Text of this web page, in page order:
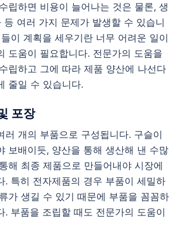
립하면 비용이 늘어나는 것은 물론, 생
여러 가지 문제가 발생할 수 있습니
이 계획을 세우기란 너무 어려운 일이
도움이 필요합니다. 전문가의 도움을
립하고 그에 따라 제품 양산에 나선다
줄일 수 있습니다.
포장
러 개의 부품으로 구성됩니다. 구슬이
보배이듯, 양산을 통해 생산해 낸 수많
해 최종 제품으로 만들어내야 시장에
. 특히 전자제품의 경우 부품이 세밀하
가 생길 수 있기 때문에 부품을 꼼꼼하
. 부품을 조립할 때도 전문가의 도움이